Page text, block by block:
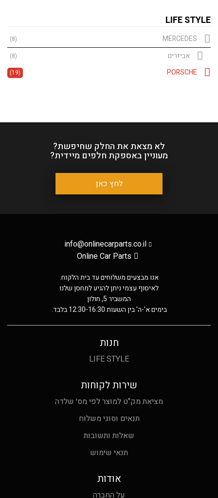
LIFE STYLE
MERCEDES
(8)
אביזרים (8)
PORSCHE
(19)
לא מצאת את החלק שחיפשת?
מעוניין באספקת חלפים מיידית?
לחץ כאן
info@onlinecarparts.co.il
Online Car Parts
אנו מבצעים משלוחים עד בית הלקוח.
לאיסוף עצמי ניתן להגיע למחסן שלנו
המשביר 5, חולון
בימים א'-ה' בין השעות 12:30-16:30 בלבד.
חנות
LIFE STYLE
שירות לקוחות
מציאת מק"ט למוצר לפי מס׳ שלדה
תנאים וסוגי משלוח
שאלות ותשובות
תנאי שימוש
אודות
על החברה